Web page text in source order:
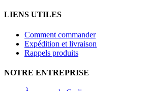
LIENS UTILES
Comment commander
Expédition et livraison
Rappels produits
NOTRE ENTREPRISE